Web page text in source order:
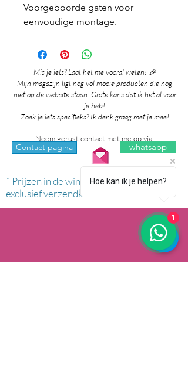
Voorgeboorde gaten voor
eenvoudige montage.
Mis je iets? Laat het me vooral weten! 🎉
Mijn magazijn ligt nog vol mooie producten die nog
niet op de website staan. Grote kans dat ik het al voor
je heb!
Zoek je iets specifieks? Ik denk graag met je mee!
Neem gerust contact met me op via:
Contact pagina whatsapp
* Prijzen in de winkel zijn inclusief btw en
exclusief verzendkosten.
Hoe kan ik je helpen?
1